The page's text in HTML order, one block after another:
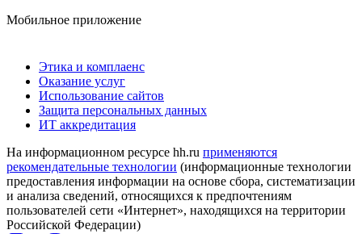
Мобильное приложение
Этика и комплаенс
Оказание услуг
Использование сайтов
Защита персональных данных
ИТ аккредитация
На информационном ресурсе hh.ru применяются
рекомендательные технологии (информационные технологии
предоставления информации на основе сбора, систематизации
и анализа сведений, относящихся к предпочтениям
пользователей сети «Интернет», находящихся на территории
Российской Федерации)